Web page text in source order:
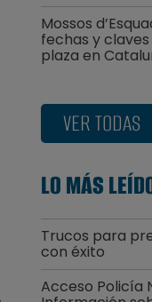
Mossos
fechas y
plaza en
VER TODAS
LO MÁS
Trucos para
con éxito
Acceso Policía